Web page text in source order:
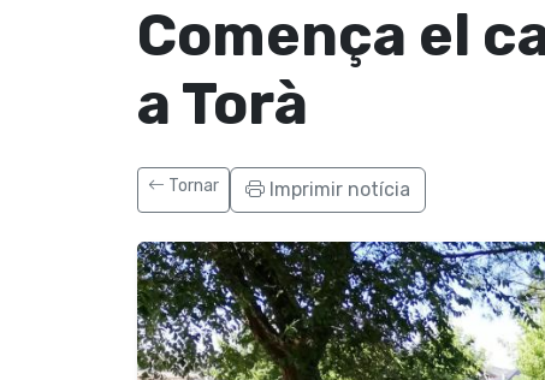
Comença el
a Torà
Tornar Imprimir notícia